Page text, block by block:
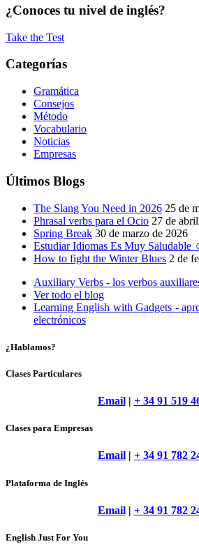
¿Conoces tu nivel de inglés?
Take the Test
Categorías
Gramática
Consejos
Método
Vocabulario
Noticias
Empresas
Últimos Blogs
The Slang You Need in 2026 25 de
Phrasal verbs para el Ocio 27 de
Spring Break 30 de marzo de 2026
Estudiar Idiomas Es Muy Saludable
How to fight the Winter Blues 2 de
Auxiliary Verbs - los verbos
Ver todo el blog
Learning English with Gadgets -
electrónicos
¿Hablamos?
Clases Particulares
Email| + 34 91 519
Clases para Empresas
Email| + 34 91 782
Plataforma de Inglés
Email| + 34 91 782
English Just For You